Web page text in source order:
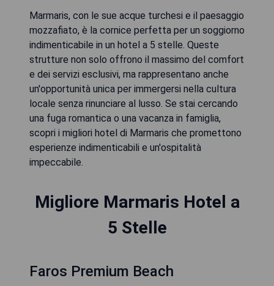
Marmaris, con le sue acque turchesi e il paesaggio
mozzafiato, è la cornice perfetta per un soggiorno
indimenticabile in un hotel a 5 stelle. Queste
strutture non solo offrono il massimo del comfort
e dei servizi esclusivi, ma rappresentano anche
un'opportunità unica per immergersi nella cultura
locale senza rinunciare al lusso. Se stai cercando
una fuga romantica o una vacanza in famiglia,
scopri i migliori hotel di Marmaris che promettono
esperienze indimenticabili e un'ospitalità
impeccabile.
Migliore Marmaris Hotel a
5 Stelle
Faros Premium Beach